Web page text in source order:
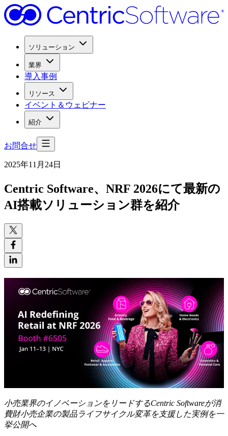
ソリューション
業界
導入事例
リソース
イベント＆ウェビナー
紹介
お問合せ
2025年11月24日
Centric Software、 NRF 2026にて最新の
AI搭載ソリューション群を紹介
小売業界のイノベーションをリードするCentric Softwareが消
費財小売企業の製品ライフサイクル変革を支援した実例を一
挙公開へ